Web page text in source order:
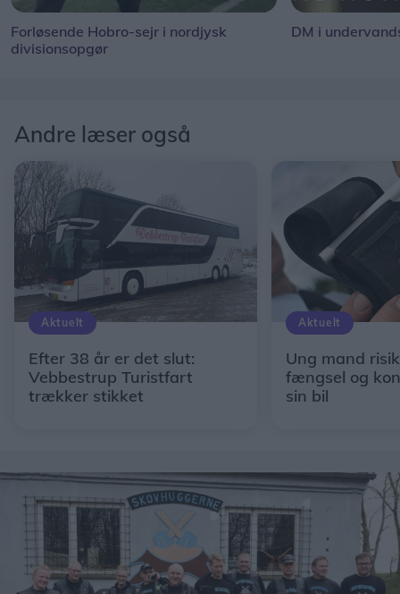
Forløsende Hobro-sejr i nordjysk
divisionsopgør
DM i
Andre læser også
Aktuelt
Efter 38 år er det slut:
Vebbestrup Turistfart
trækker stikket
Aktuelt
Ung mand
fængsel og
sin bil